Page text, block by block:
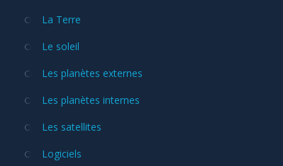
La Terre
Le soleil
Les planètes externes
Les planètes internes
Les satellites
Logiciels